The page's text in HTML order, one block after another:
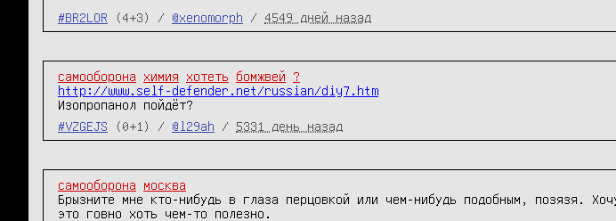
#BR2LOR
(4+3) / @xenomorph / 4549 дней назад
самооборона химия хотеть бомжвей
?
http://www.self-defender.net/russian/diy7.htm
Изопропанол пойдёт?
#VZGEJS
(0+1) / @l29ah / 5331 день назад
самооборона
москва
Брызните мне кто-нибудь в глаза перцовкой или чем-нибудь подобным, позязя.
это говно хоть чем-то полезно.